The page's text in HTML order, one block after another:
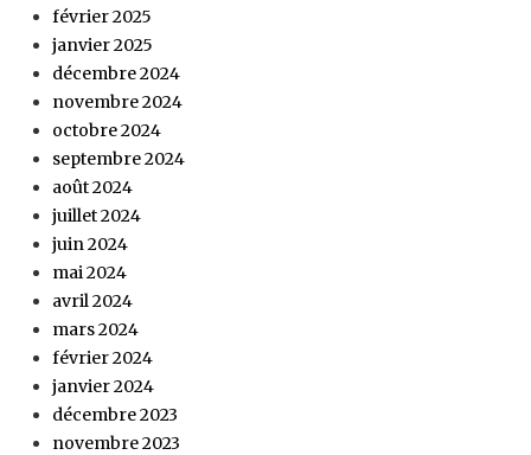
février 2025
janvier 2025
décembre 2024
novembre 2024
octobre 2024
septembre 2024
août 2024
juillet 2024
juin 2024
mai 2024
avril 2024
mars 2024
février 2024
janvier 2024
décembre 2023
novembre 2023